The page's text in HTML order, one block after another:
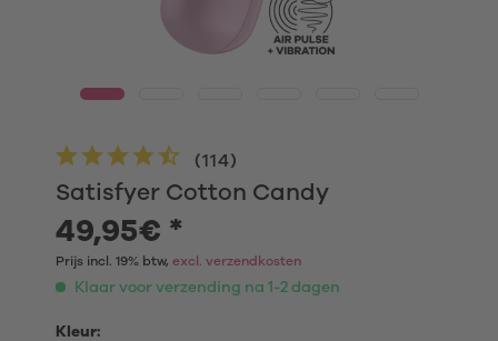
Satisfyer Cotton Candy
(114)
49,95€ *
Prijs incl. 19% btw, excl. verzendkosten
Klaar voor verzending na 1-2 dagen
Kleur: